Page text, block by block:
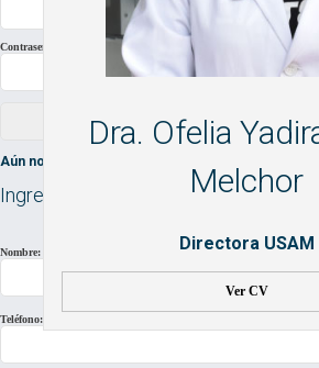
Dra. Ofelia
Melchor
Directora USAM
Ver CV
Contraseña:
Aún no tengo una cuenta. Registrarme.
Ingresa tu información para crear una
Nombre:
Teléfono: